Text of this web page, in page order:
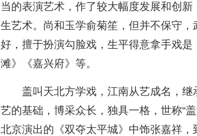
当的表演艺术，作了较大幅度发展和创
生艺术。尚和玉学俞菊笙，但并不保守
好，擅于扮演勾脸戏，生平得意拿手戏
滩》《嘉兴府》等。
盖叫天北方学戏，江南从艺成名，
艺的基础，博采众长，独具一格，世称“
北京演出的《双夺太平城》中饰张嘉祥，